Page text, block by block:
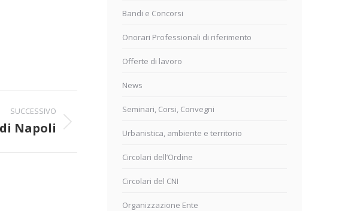
SUCCESSIVO
Napoli
Bandi e Concorsi
Onorari Professionali di riferimento
Offerte di lavoro
News
Seminari, Corsi, Convegni
Urbanistica, ambiente e territorio
Circolari dell’Ordine
Circolari del CNI
Organizzazione Ente